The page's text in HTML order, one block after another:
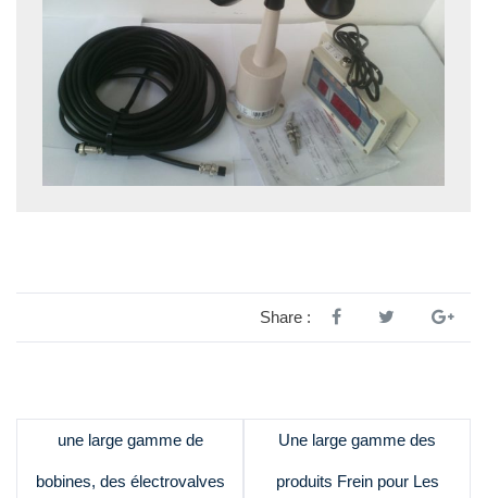
Share :
une large gamme de
bobines, des électrovalves
Une large gamme des
produits Frein pour Les